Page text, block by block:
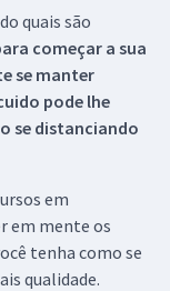
quais são
começar a sua
se manter
pode lhe
se distanciando
em
em mente os
tenha como se
qualidade.